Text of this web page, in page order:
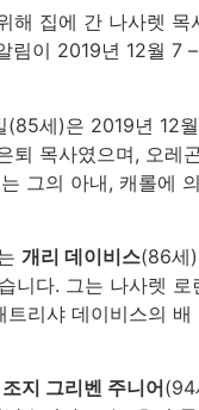
해 집에 간 나사렛 목
림이 2019년 12월 7 –
(85세)은 2019년 12월
퇴 목사였으며, 오레
그의 아내, 캐롤에
개리 데이비스(86세
니다. 그는 나사렛 로
리샤 데이비스의 배
조지 그리벤 주니어